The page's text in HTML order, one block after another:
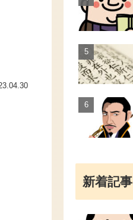
新着記事